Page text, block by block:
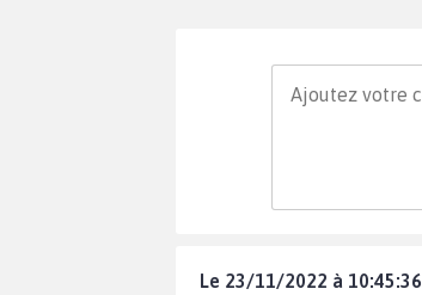
Le 23/11/2022 à 10:45:36